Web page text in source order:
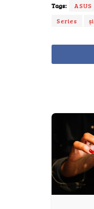
Tags: ASUS
Series
și